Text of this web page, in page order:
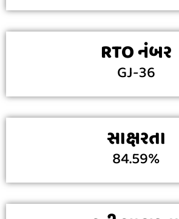
RTO નંબર
GJ-36
સાક્ષરતા
84.59%